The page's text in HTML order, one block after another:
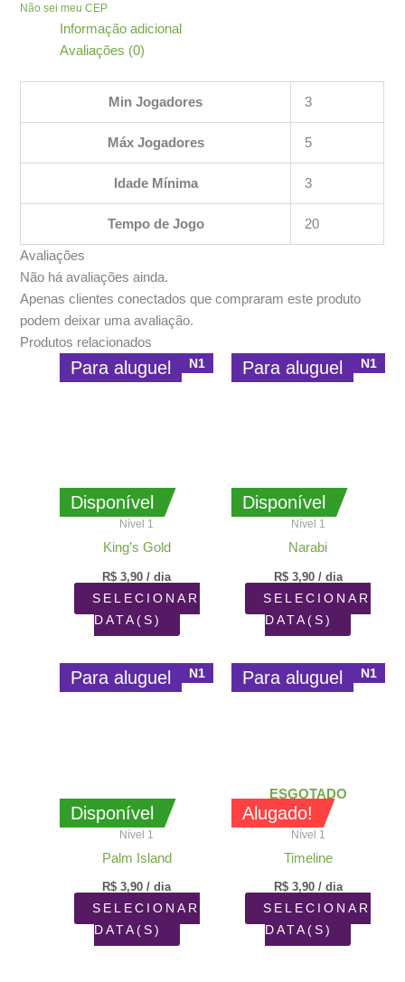
Não sei meu CEP
Informação adicional
Avaliações (0)
Min Jogadores 3
Máx Jogadores 5
Idade Mínima 3
Tempo de Jogo 20
Avaliações
Não há avaliações ainda.
Apenas clientes conectados que compraram este produto
podem deixar uma avaliação.
Produtos relacionados
Disponível
Para aluguel N1
Nível 1
King’s Gold
R$ 3,90 / dia
SELECIONAR
DATA(S)
Disponível
Para aluguel N1
Nível 1
Narabi
R$3,90/ dia
SELECIONAR
DATA(S)
Disponível
Para aluguel N1
Nível 1
Palm Island
R$ 3,90 / dia
SELECIONAR
DATA(S)
Alugado!
Para aluguel N1
ESGOTADO
Nível 1
Timeline
R$3,90/ dia
SELECIONAR
DATA(S)